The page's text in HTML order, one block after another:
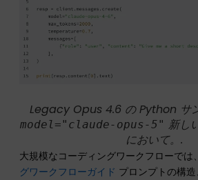
Legacy Opus 4.6 の Python サ
model="claude-opus-5" 新し
において。.
大規模なコーディングワークフローでは
グワークフローガイド プロンプトの構